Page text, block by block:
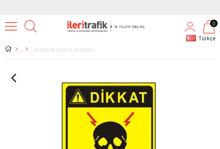
Türkçe
0
Elektrik Uyarı Levhaları